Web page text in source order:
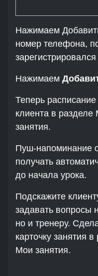
Нажимаем
номер телефона,
Нажимаем
Теперь
клиента в
занятия.
Пуш-напоминание
получать
до начала урока.
Подскажите
задавать вопросы
но и тренеру.
карточку занятия
Мои занятия.